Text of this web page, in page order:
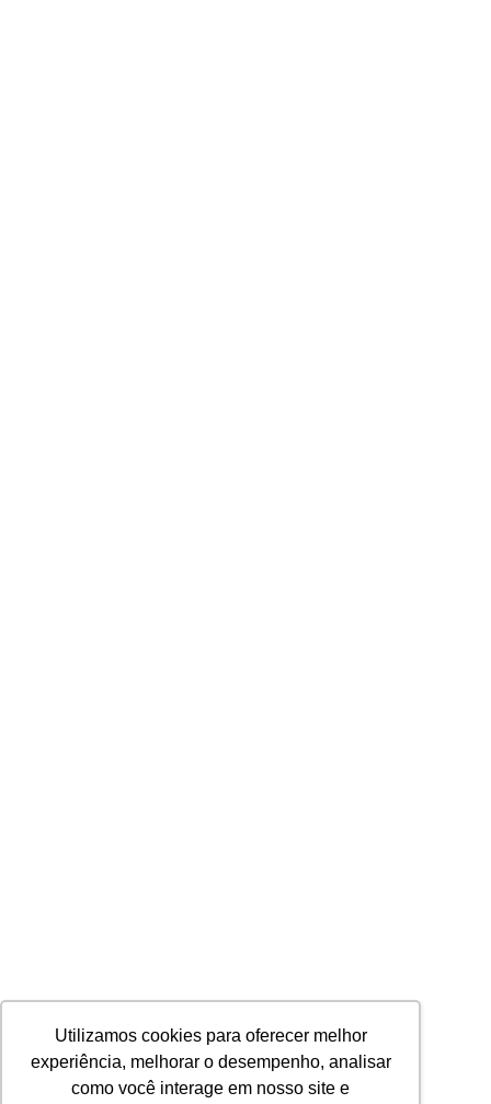
Utilizamos cookies para oferecer melhor
experiência, melhorar o desempenho, analisar
como você interage em nosso site e